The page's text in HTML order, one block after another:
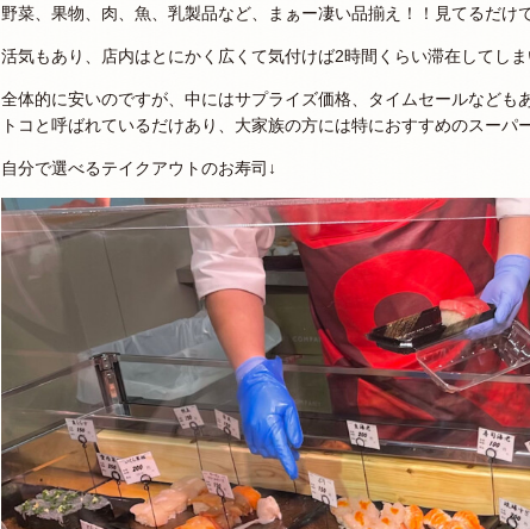
野菜、果物、肉、魚、乳製品など、まぁー凄い品揃え！！見てるだけ
活気もあり、店内はとにかく広くて気付けば2時間くらい滞在してし
全体的に安いのですが、中にはサプライズ価格、タイムセールなども
トコと呼ばれているだけあり、大家族の方には特におすすめのスーパ
自分で選べるテイクアウトのお寿司↓